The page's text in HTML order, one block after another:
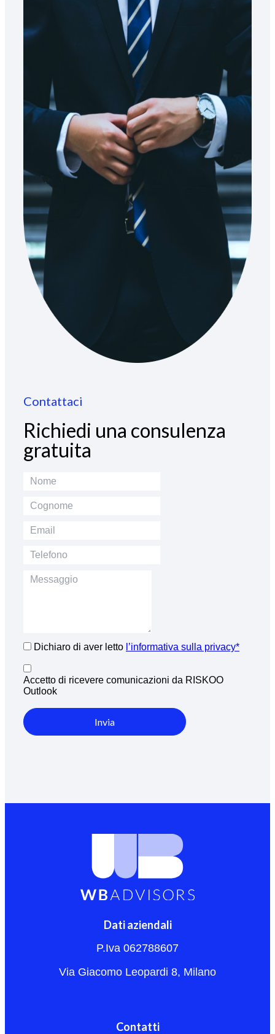
Contattaci
Richiedi una consulenza
gratuita
Dichiaro di aver letto l’informativa sulla privacy*
Accetto di ricevere comunicazioni da RISKOO
Outlook
Invia
Dati aziendali
P.Iva 062788607
Via Giacomo Leopardi 8, Milano
Contatti